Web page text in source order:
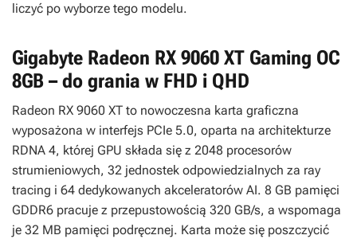
liczyć po wyborze tego modelu.
Gigabyte Radeon RX 9060 XT Gaming OC
8GB – do grania w FHD i QHD
Radeon RX 9060 XT to nowoczesna karta graficzna
wyposażona w interfejs PCIe 5.0, oparta na architekturze
RDNA 4, której GPU składa się z 2048 procesorów
strumieniowych, 32 jednostek odpowiedzialnych za ray
tracing i 64 dedykowanych akceleratorów AI. 8 GB pamięci
GDDR6 pracuje z przepustowością 320 GB/s, a wspomaga
je 32 MB pamięci podręcznej. Karta może się poszczycić